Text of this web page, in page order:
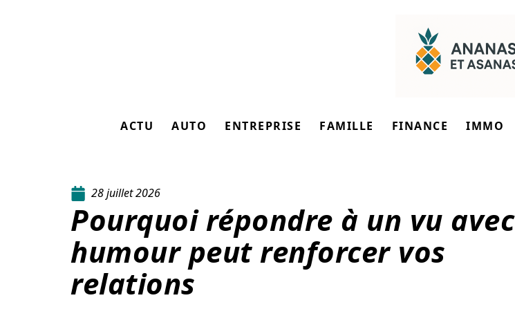
ACTU AUTO ENTREPRISE FAMILLE FINANCE IMMO
28 juillet 2026
Pourquoi répondre à un vu avec
humour peut renforcer vos
relations